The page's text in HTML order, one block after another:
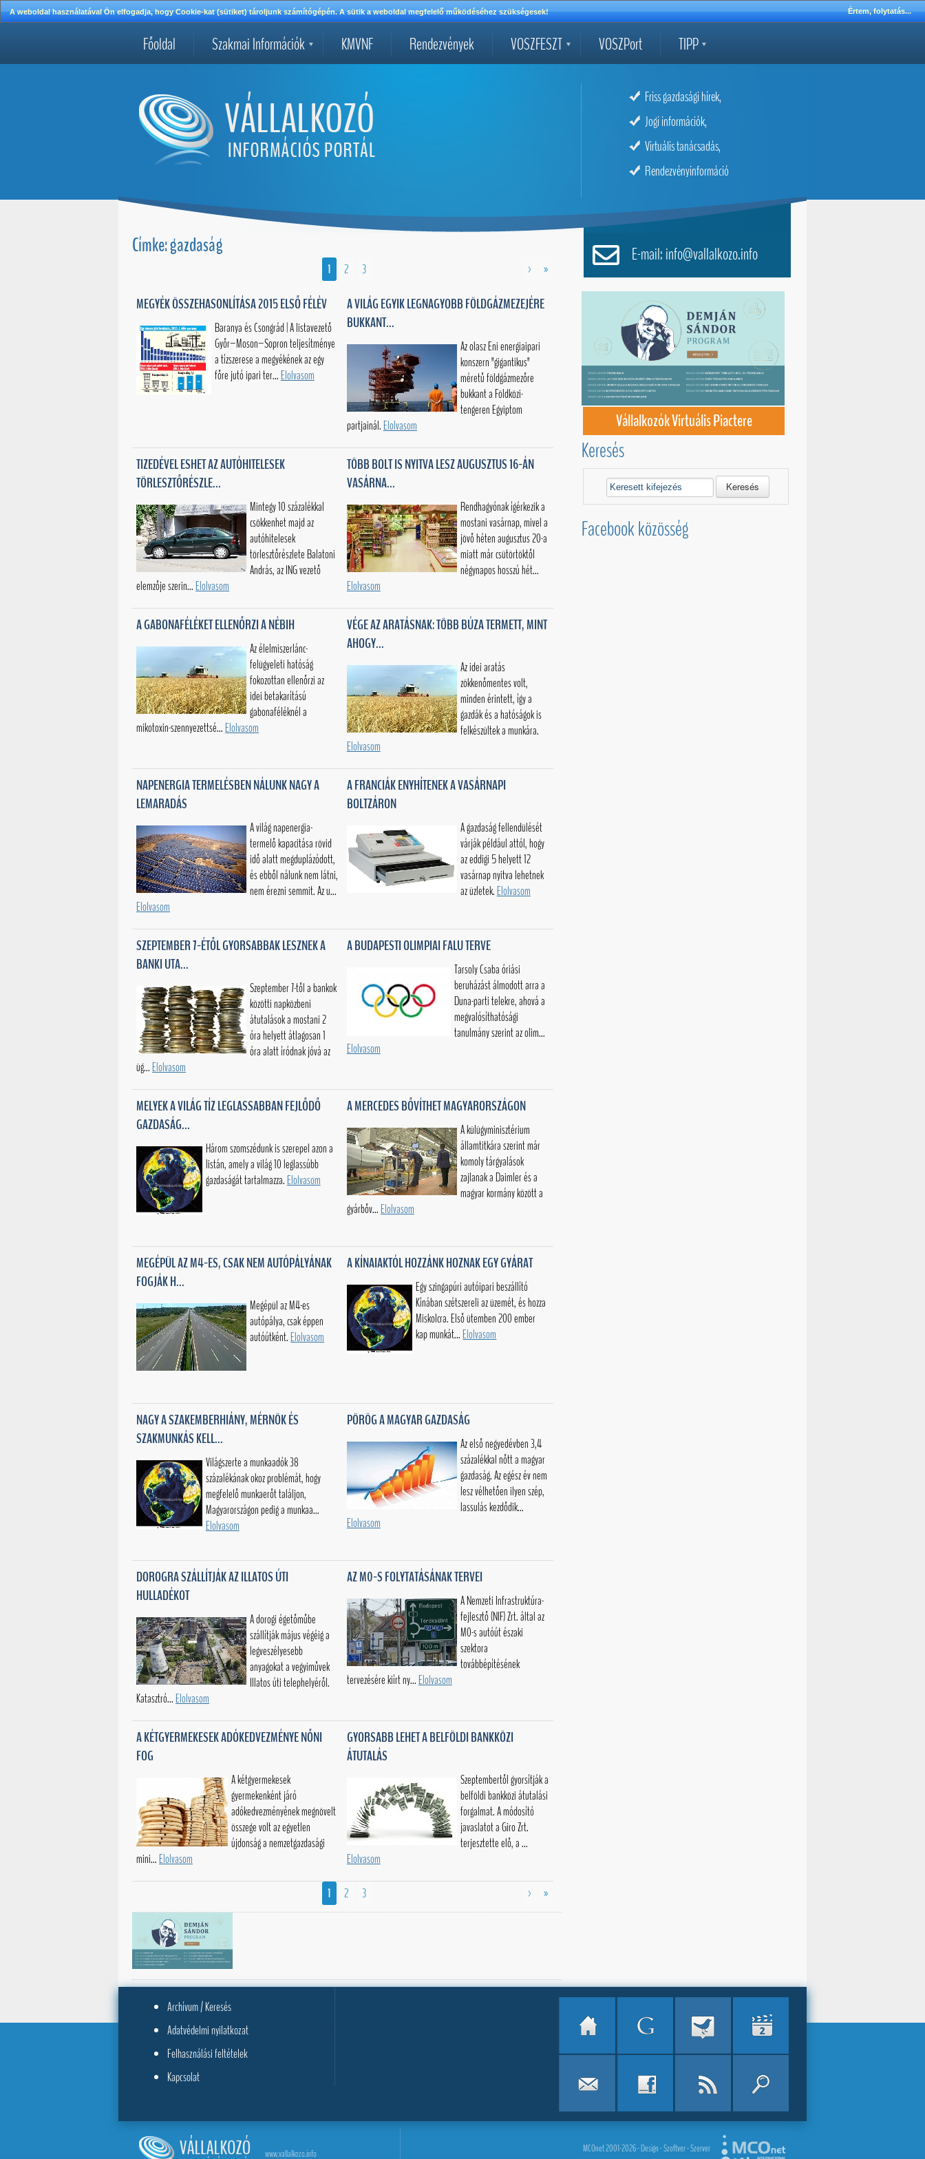
A weboldal használatával Ön elfogadja, hogy Cookie-kat (sütiket) tároljunk számítógépén. A sütik a weboldal megfelelő működéséhez szükségesek! Értem, folytatás...
Főoldal Szakmai Információk KMVNF Rendezvények VOSZFESZT VOSZPort TIPP
Friss gazdasági hírek,
Jogi információk,
Virtuális tanácsadás,
Rendezvényinformáció
Címke: gazdaság
1 2 3 > »
MEGYÉK ÖSSZEHASONLÍTÁSA 2015 ELSŐ FÉLÉV
Baranya és Csongrád | A listavezető
Győr–Moson–Sopron teljesítménye
a tízszerese a megyékének az egy
főre jutó ipari ter... Elolvasom
A VILÁG EGYIK LEGNAGYOBB FÖLDGÁZMEZEJÉRE
BUKKANT...
Az olasz Eni energiaipari
konszern "gigantikus"
méretű földgázmezőre
bukkant a Földközi-
tengeren Egyiptom
partjainál. Elolvasom
TIZEDÉVEL ESHET AZ AUTÓHITELESEK
TÖRLESZTŐRÉSZLE...
Mintegy 10 százalékkal
csökkenhet majd az
autóhitelesek
törlesztőrészlete Balatoni
András, az ING vezető
elemzője szerin... Elolvasom
TÖBB BOLT IS NYITVA LESZ AUGUSZTUS 16-ÁN
VASÁRNA...
Rendhagyónak ígérkezik a
mostani vasárnap, mivel a
jövő héten augusztus 20-a
miatt már csütörtöktől
négynapos hosszú hét...
Elolvasom
A GABONAFÉLÉKET ELLENŐRZI A NÉBIH
Az élelmiszerlánc-
felügyeleti hatóság
fokozottan ellenőrzi az
idei betakarítású
gabonaféléknél a
mikotoxin-szennyezettsé... Elolvasom
VÉGE AZ ARATÁSNAK: TÖBB BÚZA TERMETT, MINT
AHOGY...
Az idei aratás
zökkenőmentes volt,
minden érintett, így a
gazdák és a hatóságok is
felkészültek a munkára.
Elolvasom
NAPENERGIA TERMELÉSBEN NÁLUNK NAGY A
LEMARADÁS
A világ napenergia-
termelő kapacitása rövid
idő alatt megduplázódott,
és ebből nálunk nem látni,
nem érezni semmit. Az u...
Elolvasom
A FRANCIÁK ENYHÍTENEK A VASÁRNAPI
BOLTZÁRON
A gazdaság fellendülését
várják például attól, hogy
az eddigi 5 helyett 12
vasárnap nyitva lehetnek
az üzletek. Elolvasom
SZEPTEMBER 7-ÉTŐL GYORSABBAK LESZNEK A
BANKI UTA...
Szeptember 7-től a bankok
közötti napközbeni
átutalások a mostani 2
óra helyett átlagosan 1
óra alatt íródnak jóvá az
üg... Elolvasom
A BUDAPESTI OLIMPIAI FALU TERVE
Tarsoly Csaba óriási
beruházást álmodott arra a
Duna-parti telekre, ahová a
megvalósíthatósági
tanulmány szerint az olim...
Elolvasom
MELYEK A VILÁG TÍZ LEGLASSABBAN FEJLŐDŐ
GAZDASÁG...
Három szomszédunk is szerepel azon a
listán, amely a világ 10 leglassúbb
gazdaságát tartalmazza. Elolvasom
A MERCEDES BŐVÍTHET MAGYARORSZÁGON
A külügyminisztérium
államtitkára szerint már
komoly tárgyalások
zajlanak a Daimler és a
magyar kormány között a
gyárbőv... Elolvasom
MEGÉPÜL AZ M4-ES, CSAK NEM AUTÓPÁLYÁNAK
FOGJÁK H...
Megépül az M4-es
autópálya, csak éppen
autóútként. Elolvasom
A KÍNAIAKTÓL HOZZÁNK HOZNAK EGY GYÁRAT
Egy szingapúri autóipari beszállító
Kínában szétszereli az üzemét, és hozza
Miskolcra. Első ütemben 200 ember
kap munkát... Elolvasom
NAGY A SZAKEMBERHIÁNY, MÉRNÖK ÉS
SZAKMUNKÁS KELL...
Világszerte a munkaadók 38
százalékának okoz problémát, hogy
megfelelő munkaerőt találjon,
Magyarországon pedig a munkaa...
Elolvasom
PÖRÖG A MAGYAR GAZDASÁG
Az első negyedévben 3,4
százalékkal nőtt a magyar
gazdaság. Az egész év nem
lesz vélhetően ilyen szép,
lassulás kezdődik...
Elolvasom
DOROGRA SZÁLLÍTJÁK AZ ILLATOS ÚTI
HULLADÉKOT
A dorogi égetőműbe
szállítják május végéig a
legveszélyesebb
anyagokat a vegyiművek
Illatos úti telephelyéről.
Katasztró... Elolvasom
AZ M0-S FOLYTATÁSÁNAK TERVEI
A Nemzeti Infrastruktúra-
fejlesztő (NIF) Zrt. által az
M0-s autóút északi
szektora
továbbépítésének
tervezésére kiírt ny... Elolvasom
A KÉTGYERMEKESEK ADÓKEDVEZMÉNYE NŐNI
FOG
A kétgyermekesek
gyermekenként járó
adókedvezményének megnövelt
összege volt az egyetlen
újdonság a nemzetgazdasági
mini... Elolvasom
GYORSABB LEHET A BELFÖLDI BANKKÖZI
ÁTUTALÁS
Szeptembertől gyorsítják a
belföldi bankközi átutalási
forgalmat. A módosító
javaslatot a Giro Zrt.
terjesztette elő, a ...
Elolvasom
1 2 3 > »
E-mail: info@vallalkozo.info
Vállalkozók Virtuális Piactere
Keresés
Keresés
Facebook közösség
Archívum / Keresés
Adatvédelmi nyilatkozat
Felhasználási feltételek
Kapcsolat
www.vallalkozo.info MCOnet 2001-2026 - Design - Szoftver - Szerver